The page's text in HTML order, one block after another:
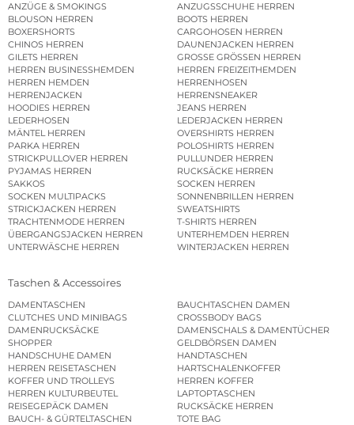
ANZÜGE & SMOKINGS
ANZUGSSCHUHE HERREN
BLOUSON HERREN
BOOTS HERREN
BOXERSHORTS
CARGOHOSEN HERREN
CHINOS HERREN
DAUNENJACKEN HERREN
GILETS HERREN
GROSSE GRÖSSEN HERREN
HERREN BUSINESSHEMDEN
HERREN FREIZEITHEMDEN
HERREN HEMDEN
HERRENHOSEN
HERRENJACKEN
HERRENSNEAKER
HOODIES HERREN
JEANS HERREN
LEDERHOSEN
LEDERJACKEN HERREN
MÄNTEL HERREN
OVERSHIRTS HERREN
PARKA HERREN
POLOSHIRTS HERREN
STRICKPULLOVER HERREN
PULLUNDER HERREN
PYJAMAS HERREN
RUCKSÄCKE HERREN
SAKKOS
SOCKEN HERREN
SOCKEN MULTIPACKS
SONNENBRILLEN HERREN
STRICKJACKEN HERREN
SWEATSHIRTS
TRACHTENMODE HERREN
T-SHIRTS HERREN
ÜBERGANGSJACKEN HERREN
UNTERHEMDEN HERREN
UNTERWÄSCHE HERREN
WINTERJACKEN HERREN
Taschen & Accessoires
DAMENTASCHEN
BAUCHTASCHEN DAMEN
CLUTCHES UND MINIBAGS
CROSSBODY BAGS
DAMENRUCKSÄCKE
DAMENSCHALS & DAMENTÜCHER
SHOPPER
GELDBÖRSEN DAMEN
HANDSCHUHE DAMEN
HANDTASCHEN
HERREN REISETASCHEN
HARTSCHALENKOFFER
KOFFER UND TROLLEYS
HERREN KOFFER
HERREN KULTURBEUTEL
LAPTOPTASCHEN
REISEGEPÄCK DAMEN
RUCKSÄCKE HERREN
BAUCH- & GÜRTELTASCHEN
TOTE BAG